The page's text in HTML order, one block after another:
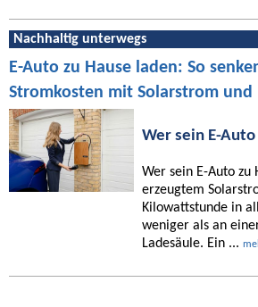
Nachhaltig unterwegs
E-Auto zu Hause laden: So
Stromkosten mit Solarstrom
Wer sein E-
Wer sein E-Auto zu
erzeugtem
Kilowattstunde in
weniger als an
Ladesäule. Ein ...